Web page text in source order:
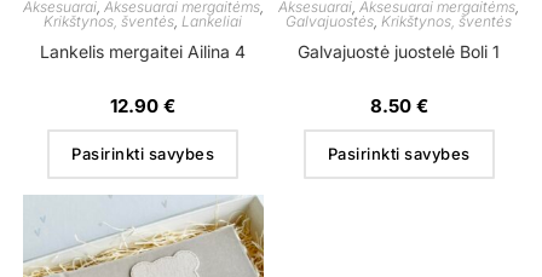
Aksesuarai, Aksesuarai mergaitėms,
Krikštynos, šventės,Lankeliai
Lankelis mergaitei Ailina 4
12.90€
Pasirinkti savybes
Aksesuarai,Aksesuarai mergaitėms,
Galvajuostės,Krikštynos, šventės
Galvajuostė juostelė Boli 1
8.50 €
Pasirinkti savybes